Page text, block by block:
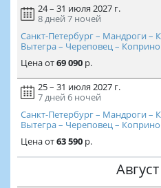
24 – 31 июля 2027 г.
8 дней 7 ночей
Санкт-Петербург – Мандроги –
Вытегра – Череповец –
Ценаот69 090р.
25 – 31 июля 2027 г.
7 дней 6 ночей
Санкт-Петербург – Мандроги –
Вытегра – Череповец –
Ценаот63 590р.